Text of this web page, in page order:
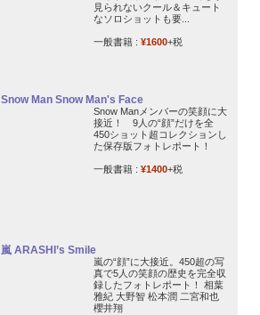
見られないクール＆キュート
なソロショットも要...
一般書籍 : ¥1600+税
Snow Man Snow Man's Face
Snow Manメンバーの笑顔に大
接近！ 9人の“顔”だけを全
450ショット超コレクションし
た保存版フォトレポート！
一般書籍 : ¥1400+税
嵐 ARASHI’s Smile
嵐の“顔”に大接近。450超の写
真で5人の笑顔の歴史を完全収
録したフォトレポート！ 相葉
雅紀 大野智 松本潤 二宮和也
櫻井翔